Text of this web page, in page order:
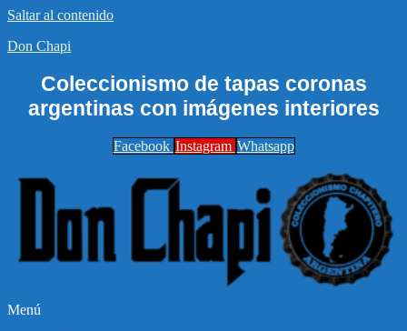
Saltar al contenido
Don Chapi
Coleccionismo de tapas coronas
argentinas con imágenes interiores
Facebook Instagram Whatsapp
Menú